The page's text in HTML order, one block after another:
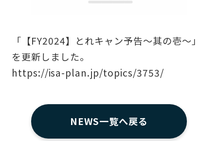
「【FY2024】とれキャン予告～其の壱～」
を更新しました。
https://isa-plan.jp/topics/3753/
NEWS一覧へ戻る